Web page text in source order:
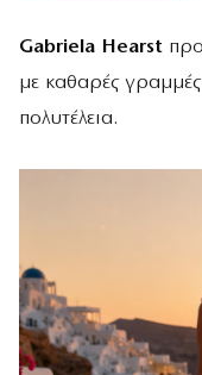
Gabriela Hearst
με καθαρές
πολυτέλεια.